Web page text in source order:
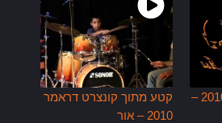
קטע מתוך קונצרט 2010 –
קטע מתוך קונצרט דראמר
2010 – אור